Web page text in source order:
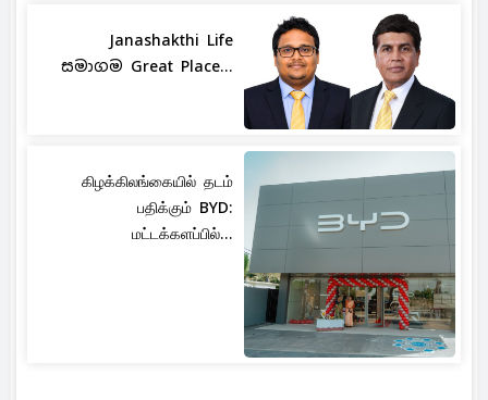
Janashakthi Life
සමාගම Great Place...
கிழக்கிலங்கையில் தடம்
பதிக்கும் BYD:
மட்டக்களப்பில்...